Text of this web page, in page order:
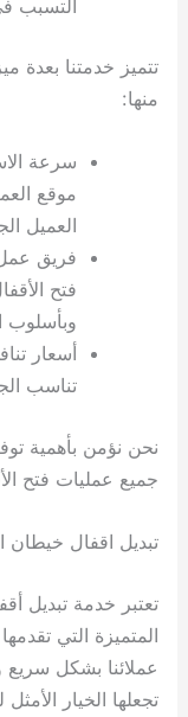
التسبب
تتميز خدمتنا بعدة
منها:
سرعة
موقع
العميل
فريق
فتح
وبأسلوب
أسعار
تناسب
نحن نؤمن بأهمية
جميع عمليات فتح
تبديل اقفال خيطان
تعتبر خدمة تبديل
المتميزة التي
عملائنا بشكل سريع
تجعلها الخيار